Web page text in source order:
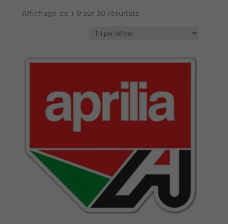
Affichage de 1–9 sur 30 résultats